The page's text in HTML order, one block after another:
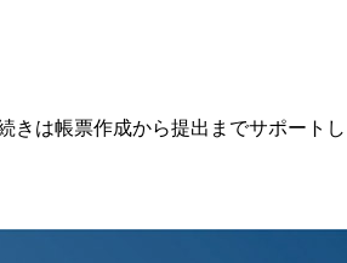
は帳票作成から提出までサポートし